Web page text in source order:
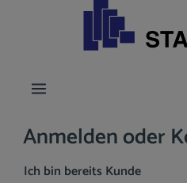
Anmelden oder
Ich bin bereits Kunde